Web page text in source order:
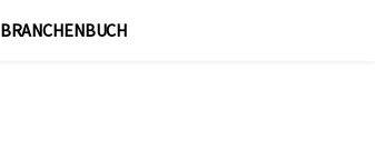
BRANCHENBUCH